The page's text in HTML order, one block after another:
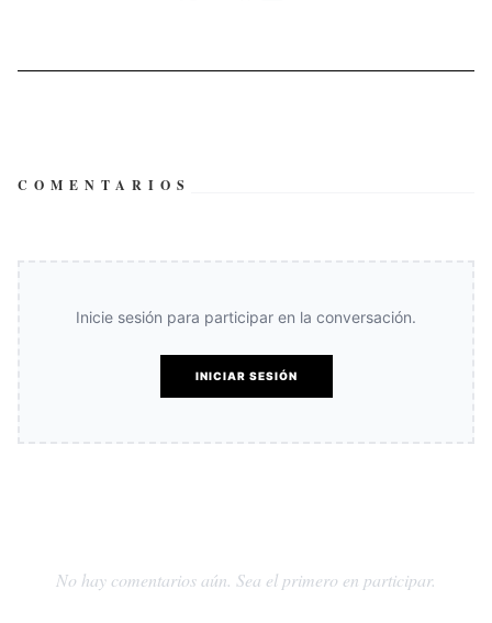
COMENTARIOS
Inicie sesión para participar en la conversación.
INICIAR SESIÓN
No hay comentarios aún. Sea el primero en participar.